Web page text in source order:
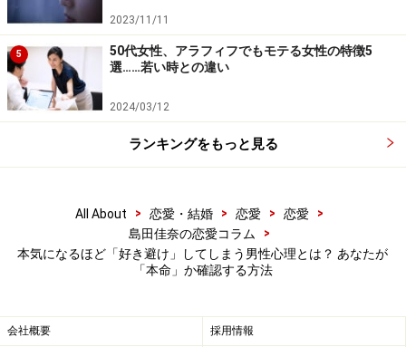
でいます。
ややこしいですが、あなたも彼に好意を持っているので
あれば、売り言葉に買い言葉で衝突するのではなく、に
こやかに「私はあなたを好きですよ」というサインを出
し続けてみましょう。大きな愛情で受け止めるうちに、
友情路線でも大丈夫！いっそ「親友」にな
2023/11/11
5
50代女性、アラフィフでもモテる女性の特徴5
選……若い時との違い
2024/03/12
ランキングをもっと見る
All About > 恋愛・結婚 > 恋愛 > 恋愛
>
島田佳奈の恋愛コラム
>
本気になるほど「好き避け」してしまう男性心理とは？ あなたが
「本命」か確認する方法
会社概要 採用情報